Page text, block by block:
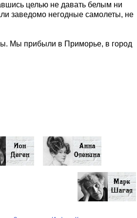
целью не давать белым ни
заведомо негодные самолеты, не
Мы прибыли в Приморье, в город